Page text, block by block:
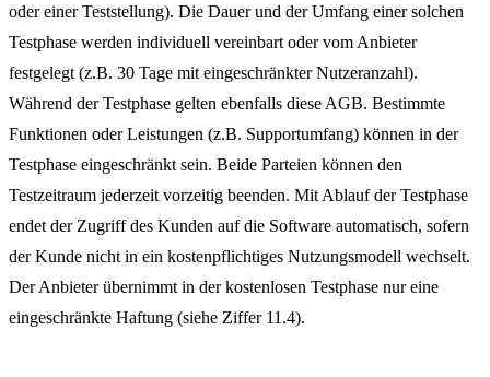
oder einer Teststellung). Die Dauer und der Umfang einer solchen
Testphase werden individuell vereinbart oder vom Anbieter
festgelegt (z.B. 30 Tage mit eingeschränkter Nutzeranzahl).
Während der Testphase gelten ebenfalls diese AGB. Bestimmte
Funktionen oder Leistungen (z.B. Supportumfang) können in der
Testphase eingeschränkt sein. Beide Parteien können den
Testzeitraum jederzeit vorzeitig beenden. Mit Ablauf der Testphase
endet der Zugriff des Kunden auf die Software automatisch, sofern
der Kunde nicht in ein kostenpflichtiges Nutzungsmodell wechselt.
Der Anbieter übernimmt in der kostenlosen Testphase nur eine
eingeschränkte Haftung (siehe Ziffer 11.4).